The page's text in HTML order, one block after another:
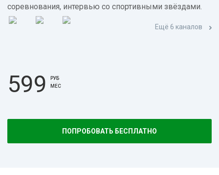
соревнования, интервью со спортивными звёздами.
Ещё 6 каналов
599
РУБ
МЕС
ПОПРОБОВАТЬ БЕСПЛАТНО